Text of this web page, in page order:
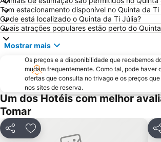
Praia Fluvial da Zaboeira
Praia Fluvial
Quinta Pedagógica do Cuco
Praia Fluvial
Praia Fluvial do Poço de Corga
Estação de
Praça de Touros de Almeirim
Estação comboios de Leiria
Monumento ao
Estação de Caminhos de Ferro de Santarém
Complexo
Pia do Urso
Fluvial de
Complexo Desportivo Municipal de Tomar
Portas do Sol
Forno Medieval de Avelar
Praia
Castelo e Convento de Cristo
Praia
Tem estacionamento disponível no Quinta da Ti
Onde está localizado o Quinta da Ti Júlia?
Quais atrações populares estão perto do
Mostrar mais
Os preços e a disponibilidade que recebemos
mudam frequentemente. Como tal, pode haver
ofertas que consulta no trivago e os preços
nos sites de reserva.
Um dos Hotéis com melhor
Tomar
PartilharAdicionar aos favoritos